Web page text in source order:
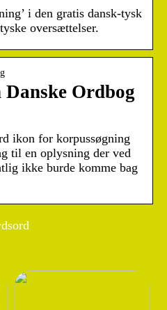
i den gratis dansk-tysk
oversættelser.
Ordbog
ikon for korpussøgning
til en oplysning der ved
ikke burde komme bag